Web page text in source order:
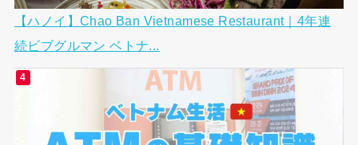
【ハノイ】Chao Ban Vietnamese Restaurant｜4年連
続ビブグルマン ベトナ...